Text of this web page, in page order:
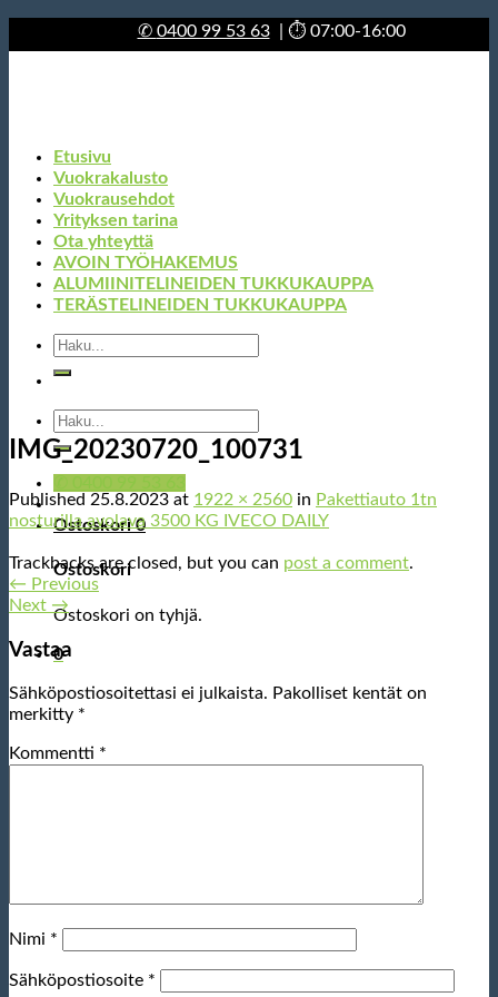
to
✆ 0400 99 53 63| ⏱ 07:00-16:00
Etsi:
Ostoskori0
Ostoskori
Ostoskori on tyhjä.
0
Etusivu
Vuokrakalusto
Vuokrausehdot
Yrityksen tarina
Ota yhteyttä
AVOIN TYÖHAKEMUS
ALUMIINITELINEIDEN TUKKUKAUPPA
TERÄSTELINEIDEN TUKKUKAUPPA
Etsi:
IMG_20230720_100731
Published 25.8.2023 at 1922 × 2560 in Pakettiauto 1tn
nosturilla avolava 3500 KG IVECO DAILY
Trackbacks are closed, but you can post a comment.
← Previous
Next →
Vastaa
Sähköpostiosoitettasi ei julkaista. Pakolliset kentät on
merkitty *
Kommentti *
Nimi *
Sähköpostiosoite *